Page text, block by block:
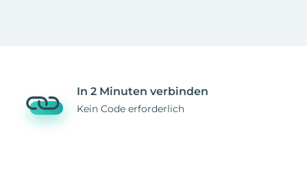
In 2 Minuten verbinden
Kein Code erforderlich